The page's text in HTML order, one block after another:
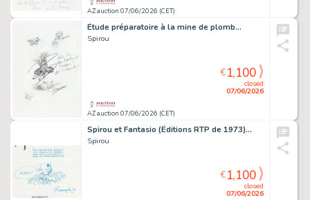
AZ auction 07/06/2026 (CET)
Étude préparatoire à la mine de plomb…
Spirou
AZ auction 07/06/2026 (CET)
closed
07/06/2026
€1,100
Spirou et Fantasio (Éditions RTP de 1973)…
Spirou
closed
07/06/2026
€1,100